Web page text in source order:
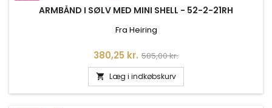
ARMBÅND I SØLV MED MINI SHELL - 52-2-21RH
Fra Heiring
Pris
380,25 kr. Normalpris
585,00 kr.
 Læg i indkøbskurv